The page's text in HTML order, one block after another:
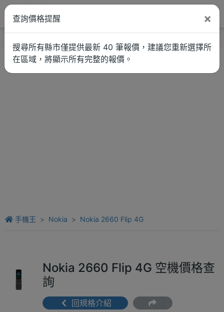
手機王 Nokia Nokia 2660 Flip 4G
Nokia 2660 Flip 4G 空機價格查
詢
回規格介紹
查詢價格提醒 ×
搜尋所有縣市僅提供最新 40 筆報價，建議您重新選擇所
在區域，將顯示所有完整的報價。